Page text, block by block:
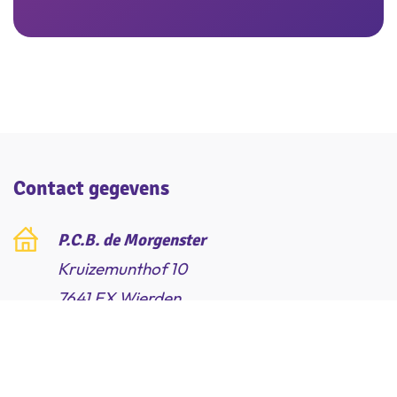
Contact gegevens
P.C.B. de Morgenster
Kruizemunthof 10
7641 EX Wierden